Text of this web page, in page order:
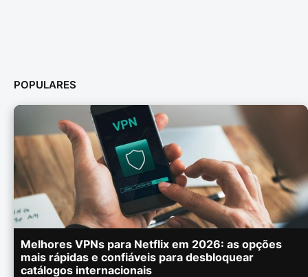
POPULARES
Melhores VPNs para Netflix em 2026: as opções
mais rápidas e confiáveis para desbloquear
catálogos internacionais